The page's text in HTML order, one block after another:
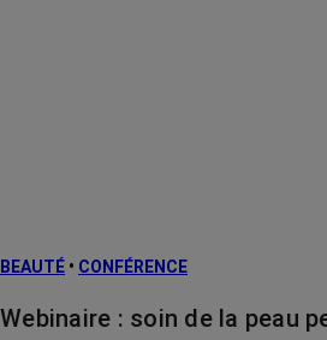
BEAUTÉ • CONFÉRENCE
Webinaire : soin de la peau